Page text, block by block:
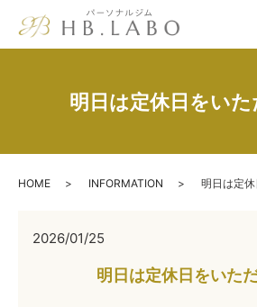
明日は定休日をい
HOME INFORMATION 明日は定
2026/01/25
明日は定休日をいた